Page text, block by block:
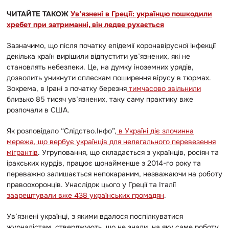
ЧИТАЙТЕ ТАКОЖ Ув’язнені в Греції: українцю пошкодили
хребет при затриманні, він ледве рухається
Зазначимо, що після початку епідемії коронавірусної інфекції
декілька країн вирішили відпустити ув’язнених, які не
становлять небезпеки. Це, на думку іноземних урядів,
дозволить уникнути сплескам поширення вірусу в тюрмах.
Зокрема, в Ірані з початку березня тимчасово звільнили
близько 85 тисяч ув’язнених, таку саму практику вже
розпочали в США.
Як розповідало “Слідство.Інфо”, в Україні діє злочинна
мережа, що вербує українців для нелегального перевезення
мігрантів. Угруповання, що складається з українців, росіян та
іракських курдів, працює щонайменше з 2014-го року та
переважно залишається непокараним, незважаючи на роботу
правоохоронців. Унаслідок цього у Греції та Італії
заарештували вже 438 українських громадян.
Ув’язнені українці, з якими вдалося поспілкуватися